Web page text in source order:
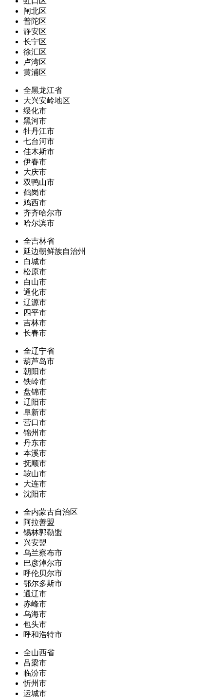
闸北区
普陀区
静安区
长宁区
徐汇区
卢湾区
黄浦区
全黑龙江省
大兴安岭地区
绥化市
黑河市
牡丹江市
七台河市
佳木斯市
伊春市
大庆市
双鸭山市
鹤岗市
鸡西市
齐齐哈尔市
哈尔滨市
全吉林省
延边朝鲜族自治州
白城市
松原市
白山市
通化市
辽源市
四平市
吉林市
长春市
全辽宁省
葫芦岛市
朝阳市
铁岭市
盘锦市
辽阳市
阜新市
营口市
锦州市
丹东市
本溪市
抚顺市
鞍山市
大连市
沈阳市
全内蒙古自治区
阿拉善盟
锡林郭勒盟
兴安盟
乌兰察布市
巴彦淖尔市
呼伦贝尔市
鄂尔多斯市
通辽市
赤峰市
乌海市
包头市
呼和浩特市
全山西省
吕梁市
临汾市
忻州市
运城市